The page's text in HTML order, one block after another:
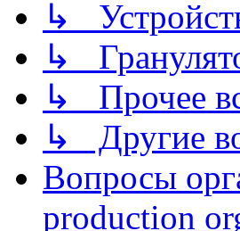
↳
↳
↳ Прочее
↳ Другие
Вопросы
production